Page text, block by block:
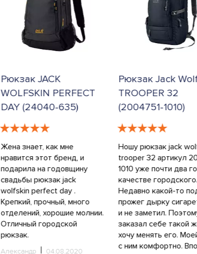
Рюкзак JACK
WOLFSKIN PERFECT
DAY (24040-635)
Жена знает, как мне
нравится этот бренд, и
подарила на годовщину
свадьбы рюкзак jack
wolfskin perfect day .
Крепкий, прочный, много
отделений, хорошие молнии.
Отличный городской
рюкзак.
Александр 04.08.2020
Рюкзак Jack
TROOPER 32
(2004751-1010)
Ношу рюкзак jack
trooper 32 артикул
1010 уже почти два
качестве городского.
Недавно какой-то
прожег дырку
и не заметил.
заказал себе такой
хочу менять его.
с ним комфортно.